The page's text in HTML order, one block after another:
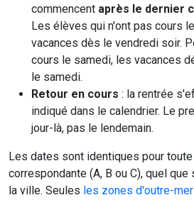
commencent après le dernier
Les élèves qui n'ont pas cours
vacances dès le vendredi soir.
cours le samedi, les vacances
le samedi.
Retour en cours : la rentrée
indiqué dans le calendrier. Le
jour-là, pas le lendemain.
Les dates sont identiques pour
correspondante (A, B ou C), quel
la ville. Seules les zones d'outre-mer